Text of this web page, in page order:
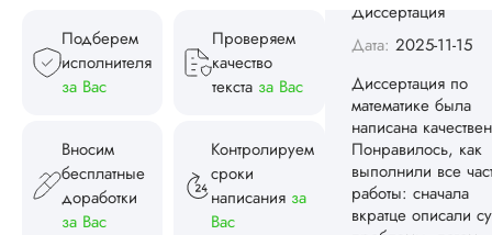
Подберем
исполнителя
за Вас
Проверяем
качество
текста за Вас
Вносим
бесплатные
доработки
за Вас
Контролируем
сроки
написания за
Вас
работы: сначала
вкратце описали
проблемы, потом
рассказали о
методологии
исследования,
чего провели все
расчеты и
так, как указано в
индивидуа...